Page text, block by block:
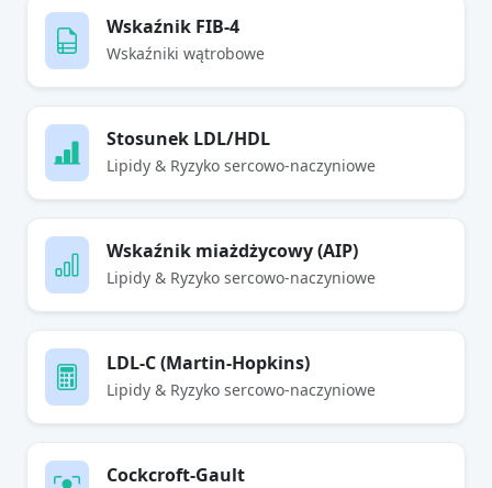
Wskaźnik FIB-4
Wskaźniki wątrobowe
Stosunek LDL/HDL
Lipidy & Ryzyko sercowo-naczyniowe
Wskaźnik miażdżycowy (AIP)
Lipidy & Ryzyko sercowo-naczyniowe
LDL-C (Martin-Hopkins)
Lipidy & Ryzyko sercowo-naczyniowe
Cockcroft-Gault